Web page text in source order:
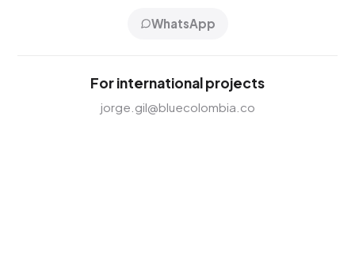
WhatsApp
For international projects
jorge.gil@bluecolombia.co